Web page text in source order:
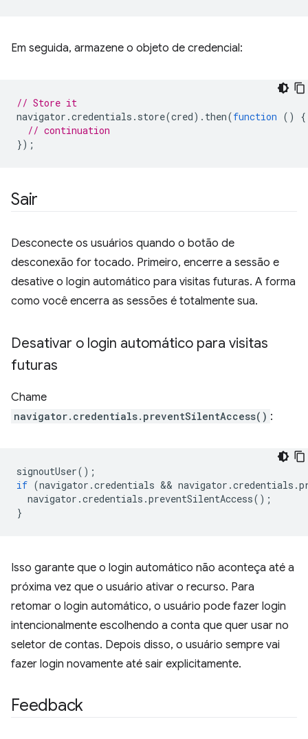
Em seguida, armazene o objeto de credencial:
// Store it
navigator .credentials . store(cred). then(function ()
{
// continuation
});
Sair
Desconecte os usuários quando o botão de
desconexão for tocado. Primeiro, encerre a sessão e
desative o login automático para visitas futuras. A forma
como você encerra as sessões é totalmente sua.
Desativar o login automático para visitas
futuras
Chame
navigator.credentials.preventSilentAccess() :
signoutUser();
if (navigator .credentials && navigator .credentials .
navigator .credentials .preventSilentAccess();
}
Isso garante que o login automático não aconteça até a
próxima vez que o usuário ativar o recurso. Para
retomar o login automático, o usuário pode fazer login
intencionalmente escolhendo a conta que quer usar no
seletor de contas. Depois disso, o usuário sempre vai
fazer login novamente até sair explicitamente.
Feedback